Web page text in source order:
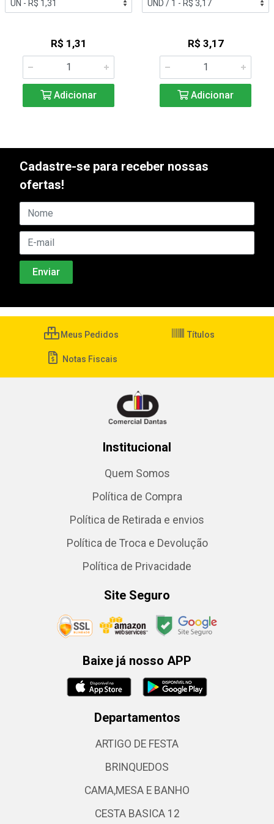
R$ 1,31
Adicionar
R$ 3,17
Adicionar
Cadastre-se para receber nossas
ofertas!
Meus Pedidos Títulos
Notas Fiscais
Institucional
Quem Somos
Política de Compra
Política de Retirada e envios
Política de Troca e Devolução
Política de Privacidade
Site Seguro
Baixe já nosso APP
Departamentos
ARTIGO DE FESTA
BRINQUEDOS
CAMA,MESA E BANHO
CESTA BASICA 12